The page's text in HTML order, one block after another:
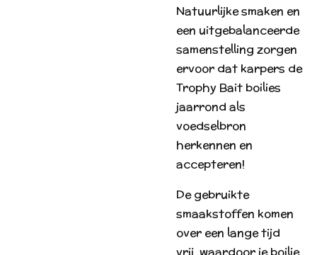
Natuurlijke smaken en
een uitgebalanceerde
samenstelling zorgen
ervoor dat karpers de
Trophy Bait boilies
jaarrond als
voedselbron
herkennen en
accepteren!
De gebruikte
smaakstoffen komen
over een lange tijd